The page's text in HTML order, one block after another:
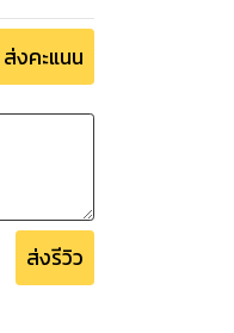
ส่งคะแนน
ส่งรีวิว